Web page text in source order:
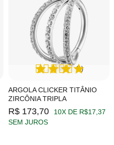
ARGOLA CLICKER TITÂNIO
ZIRCÔNIA TRIPLA
(1)
R$ 173,70
10X DE R$17,37
SEM JUROS